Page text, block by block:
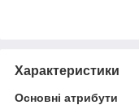
Характеристики
Основні атрибути